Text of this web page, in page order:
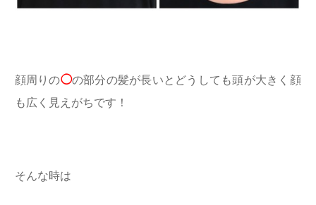
顔周りの◯の部分の髪が長いとどうしても頭が大きく顔
も広く見えがちです！
そんな時は